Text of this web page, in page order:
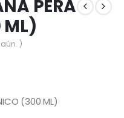
PERA
ML)
)
(300 ML)